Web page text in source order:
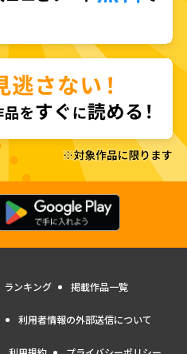
ランキング 掲載作品一覧
利用者情報の外部送信について